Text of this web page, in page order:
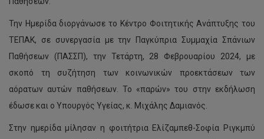
Την Ημερίδα διοργάνωσε το Κέντρο Φοιτητικής Ανάπτυξης του
ΤΕΠΑΚ, σε συνεργασία με την Παγκύπρια Συμμαχία Σπάνιων
Παθήσεων (ΠΑΣΣΠ), την Τετάρτη, 28 Φεβρουαρίου 2024, με
σκοπό τη συζήτηση των κοινωνικών προεκτάσεων των
αόρατων αυτών παθήσεων. Το «παρών» του στην εκδήλωση
έδωσε και ο Υπουργός Υγείας, κ. Μιχάλης Δαμιανός.
Στην ημερίδα μίλησαν η φοιτήτρια Ελίζαμπεθ-Σοφία Ριγκμπύ